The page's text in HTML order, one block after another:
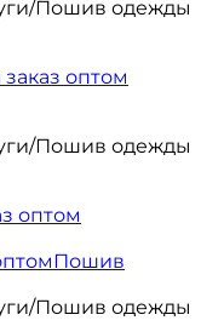
/Пошив одежды
оптом
/Пошив одежды
оптом
Пошив
/Пошив одежды